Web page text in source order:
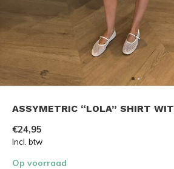
ASSYMETRIC “LOLA” SHIRT WIT
€24,95
Incl. btw
Op voorraad